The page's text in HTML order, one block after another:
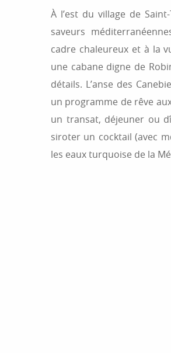
À l’est du village de
saveurs
cadre chaleureux et à la
une cabane digne de
détails. L’anse des
un programme de rêve
un transat, déjeuner ou
siroter un cocktail (avec
les eaux turquoise de la